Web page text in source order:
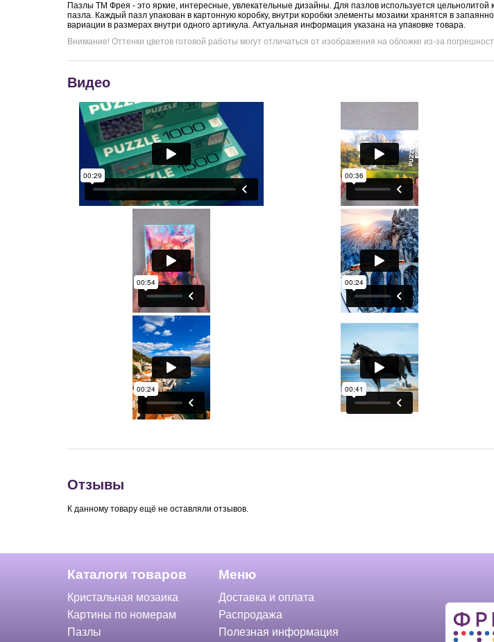
Пазлы ТМ Фрея - это яркие, интересные, увлекательные дизайны. Для пазлов используется
пазла. Каждый пазл упакован в картонную коробку, внутри коробки элементы мозаики хранятся в
вариации в размерах внутри одного артикула. Актуальная информация указана на упаковке товара.
Внимание! Оттенки цветов готовой работы могут отличаться от изображения на обложке из-за
Видео
Отзывы
К данному товару ещё не оставляли отзывов.
Каталоги товаров
Кристальная мозаика
Картины по номерам
Пазлы
Меню
Доставка и оплата
Распродажа
Полезная информация